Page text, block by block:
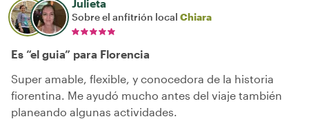
Julieta
Sobre el anfitrión local Chiara
Es “el guia” para Florencia
Super amable, flexible, y conocedora de la historia
fiorentina. Me ayudó mucho antes del viaje también
planeando algunas actividades.